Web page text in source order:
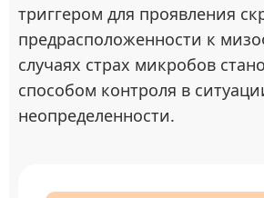
триггером для проявления
предрасположенности к
случаях страх микробов
способом контроля в
неопределенности.